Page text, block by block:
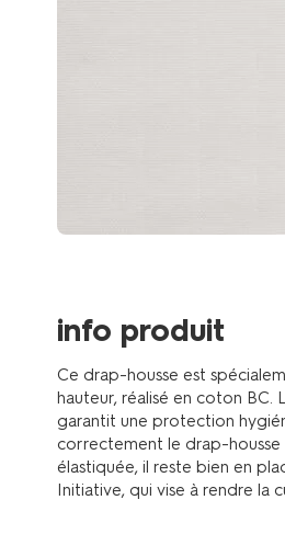
info produit
Ce drap-housse est
hauteur, réalisé en coton
garantit une protection
correctement le drap-housse
élastiquée, il reste bien en
Initiative, qui vise à rendre la